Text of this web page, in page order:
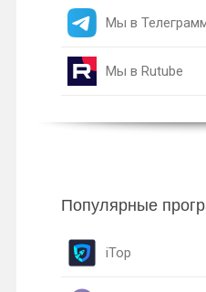
Мы в
Мы в Rutube
Популярные
iTop